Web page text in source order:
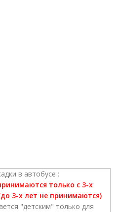
в автобусе :
только с 3-х
3-х лет не принимаются)
"детским" только для